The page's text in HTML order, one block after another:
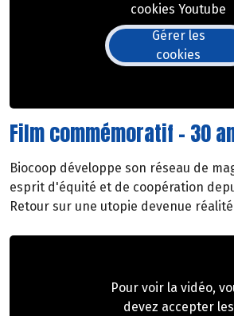
cookies Youtube
Gérer les
cookies
Film commémoratif - 30
Biocoop développe son réseau de
esprit d'équité et de coopération
Retour sur une utopie devenue
Pour voir la vidéo,
devez accepter les